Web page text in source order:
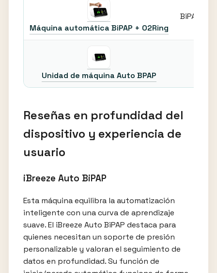
Máquina automática BiPAP + O2Ring
BiPAP +
Unidad de máquina Auto BPAP
Reseñas en profundidad del
dispositivo y experiencia de
usuario
iBreeze Auto BiPAP
Esta máquina equilibra la automatización
inteligente con una curva de aprendizaje
suave. El iBreeze Auto BiPAP destaca para
quienes necesitan un soporte de presión
personalizable y valoran el seguimiento de
datos en profundidad. Su función de